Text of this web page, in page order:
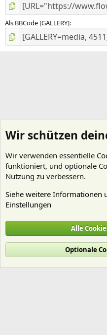
Als BBCode [GALLERY]
Cookies
Deutsch (Du)
Nutzungsbedingungen
R
Wir schützen
Wir verwenden essentielle
funktioniert, und optionale
Nutzung zu verbessern.
Siehe weitere Informationen
Einstellungen
Alle
Optionale